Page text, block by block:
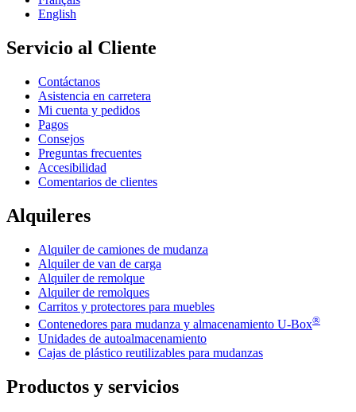
English
Servicio al Cliente
Contáctanos
Asistencia en carretera
Mi cuenta y pedidos
Pagos
Consejos
Preguntas frecuentes
Accesibilidad
Comentarios de clientes
Alquileres
Alquiler de camiones de mudanza
Alquiler de van de carga
Alquiler de remolque
Alquiler de remolques
Carritos y protectores para muebles
Contenedores para mudanza y almacenamiento U-Box®
Unidades de autoalmacenamiento
Cajas de plástico reutilizables para mudanzas
Productos y servicios